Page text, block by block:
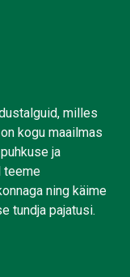
milles
kogu maailmas
ja
teeme
ning käime
tundja pajatusi.